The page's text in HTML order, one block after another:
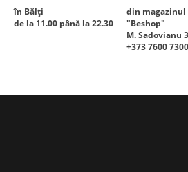
în Bălți
de la 11.00 până la 22.30
din magazinul
"Beshop"
M. Sadovianu
+373 7600 7300